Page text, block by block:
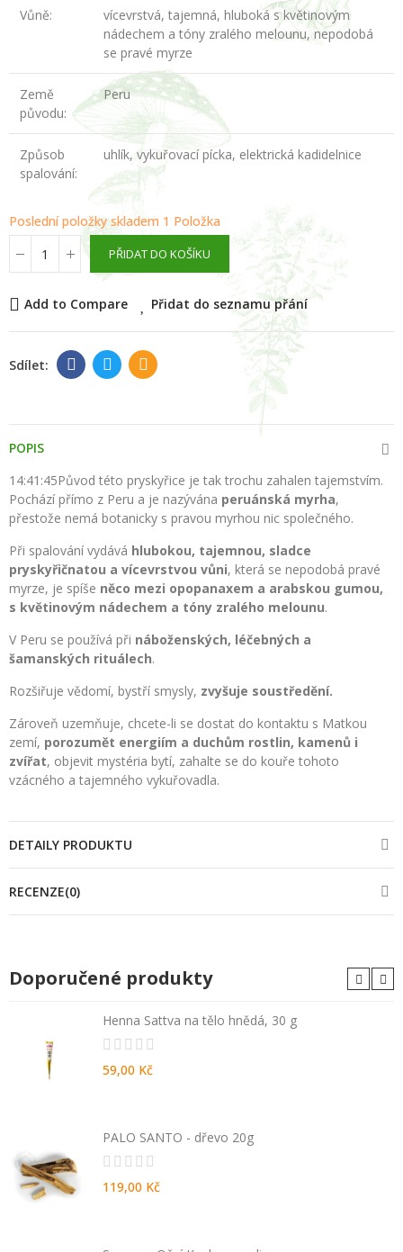
Vůně:
vícevrstvá, tajemná, hluboká s květinovým
nádechem a tóny zralého melounu, nepodobá
se pravé myrze
Země
původu:
Peru
Způsob
spalování:
uhlík, vykuřovací pícka, elektrická kadidelnice
Poslední položky skladem 1 Položka
PŘIDAT DO KOŠÍKU
Add to Compare Přidat do seznamu přání
POPIS
14:41:45Původ této pryskyřice je tak trochu zahalen tajemstvím.
Pochází přímo z Peru a je nazývána peruánská myrha,
přestože nemá botanicky s pravou myrhou nic společného.
Při spalování vydává hlubokou, tajemnou, sladce
pryskyřičnatou a vícevrstvou vůni, která se nepodobá pravé
myrze, je spíše něco mezi opopanaxem a arabskou gumou,
s květinovým nádechem a tóny zralého melounu.
V Peru se používá při náboženských, léčebných a
šamanských rituálech.
Rozšiřuje vědomí, bystří smysly, zvyšuje soustředění.
Zároveň uzemňuje, chcete-li se dostat do kontaktu s Matkou
zemí, porozumět energiím a duchům rostlin, kamenů i
zvířat, objevit mystéria bytí, zahalte se do kouře tohoto
vzácného a tajemného vykuřovadla.
DETAILY PRODUKTU
RECENZE(0)
Doporučené produkty
Henna Sattva na tělo hnědá, 30 g
59,00 Kč
PALO SANTO - dřevo 20g
119,00 Kč